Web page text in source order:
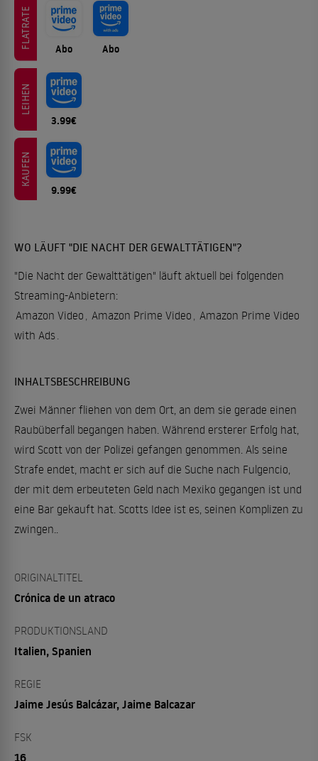
FLATRATE Abo Abo
LEIHEN
3.99€
KAUFEN
9.99€
WO LÄUFT "DIE NACHT DER GEWALTTÄTIGEN"?
"Die Nacht der Gewalttätigen" läuft aktuell bei folgenden
Streaming-Anbietern:
Amazon Video
Amazon Prime Video
Amazon Prime Video
with Ads
INHALTSBESCHREIBUNG
Zwei Männer fliehen von dem Ort, an dem sie gerade einen
Raubüberfall begangen haben. Während ersterer Erfolg hat,
wird Scott von der Polizei gefangen genommen. Als seine
Strafe endet, macht er sich auf die Suche nach Fulgencio,
der mit dem erbeuteten Geld nach Mexiko gegangen ist und
eine Bar gekauft hat. Scotts Idee ist es, seinen Komplizen zu
zwingen..
ORIGINALTITEL
Crónica de un atraco
PRODUKTIONSLAND
Italien, Spanien
REGIE
Jaime Jesús Balcázar, Jaime Balcazar
FSK
16